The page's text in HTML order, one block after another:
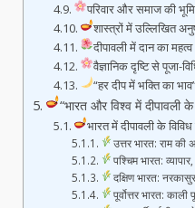
परिवार और समाज की
शास्त्रों में उल्लिखित
दीपावली में दान का महत्व
वैज्ञानिक दृष्टि से पूजा-
“हर दीप में भक्ति का
“भारत और विश्व में दीपावली
भारत में दीपावली के
उत्तर भारत: राम की
पश्चिम भारत:
दक्षिण भारत:
पूर्वोत्तर भारत: